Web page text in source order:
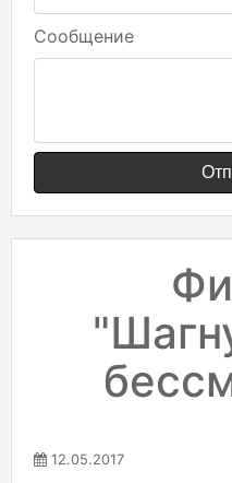
Сообщение
12.05.2017